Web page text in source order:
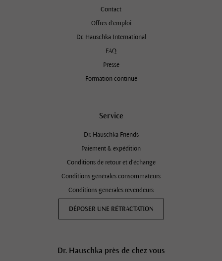
Contact
Offres d’emploi
Dr. Hauschka International
FAQ
Presse
Formation continue
Service
Dr. Hauschka Friends
Paiement & expédition
Conditions de retour et d'échange
Conditions générales consommateurs
Conditions générales revendeurs
DÉPOSER UNE RÉTRACTATION
Dr. Hauschka près de chez vous